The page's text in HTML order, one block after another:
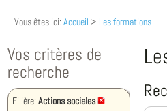
Vous êtes ici: Accueil > Les formations
Vos critères de
recherche
Filière: Actions sociales